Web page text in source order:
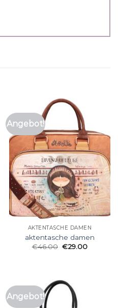
Angebot!
AKTENTASCHE DAMEN
aktentasche damen
€46.00 €29.00
Angebot!